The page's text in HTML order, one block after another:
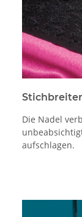
Die Nadel
aufschlagen.